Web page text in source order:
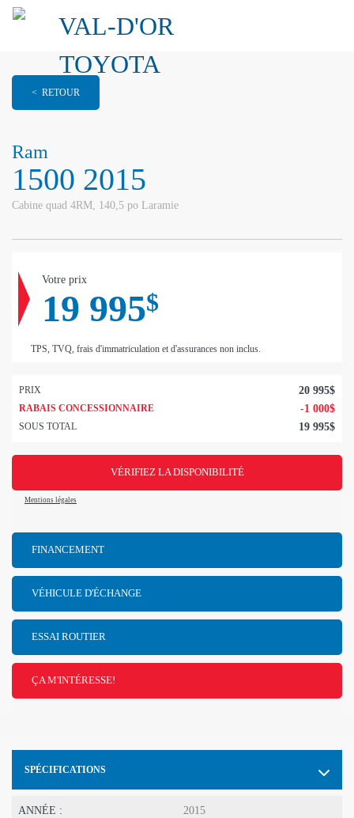
< RETOUR
Ram
1500 2015
Cabine quad 4RM, 140,5 po Laramie
SPÉCIFICATIONS
ANNÉE : 2015
Votre prix
19 995$
TPS, TVQ, frais d'immatriculation et d'assurances non inclus.
PRIX 20 995$
RABAIS CONCESSIONNAIRE -1 000$
SOUS TOTAL 19 995$
VÉRIFIEZ LA DISPONIBILITÉ
Mentions légales
FINANCEMENT
VÉHICULE D'ÉCHANGE
ESSAI ROUTIER
ÇA M'INTÉRESSE!